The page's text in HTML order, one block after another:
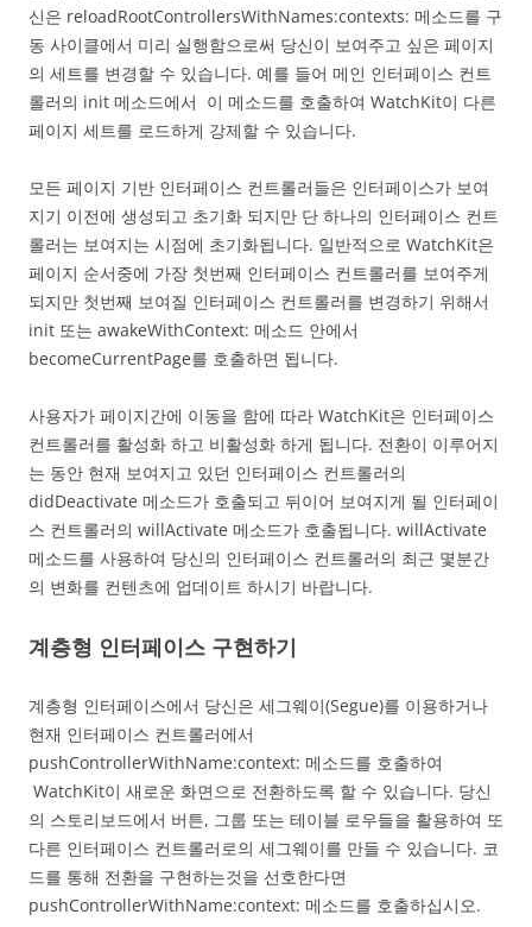
신은 reloadRootControllersWithNames:contexts: 메소드를 구
동 사이클에서 미리 실행함으로써 당신이 보여주고 싶은 페이지
의 세트를 변경할 수 있습니다. 예를 들어 메인 인터페이스 컨트
롤러의 init 메소드에서 이 메소드를 호출하여 WatchKit이 다른
페이지 세트를 로드하게 강제할 수 있습니다.
모든 페이지 기반 인터페이스 컨트롤러들은 인터페이스가 보여
지기 이전에 생성되고 초기화 되지만 단 하나의 인터페이스 컨트
롤러는 보여지는 시점에 초기화됩니다. 일반적으로 WatchKit은
페이지 순서중에 가장 첫번째 인터페이스 컨트롤러를 보여주게
되지만 첫번째 보여질 인터페이스 컨트롤러를 변경하기 위해서
init 또는 awakeWithContext: 메소드 안에서
becomeCurrentPage를 호출하면 됩니다.
사용자가 페이지간에 이동을 함에 따라 WatchKit은 인터페이스
컨트롤러를 활성화 하고 비활성화 하게 됩니다. 전환이 이루어지
는 동안 현재 보여지고 있던 인터페이스 컨트롤러의
didDeactivate 메소드가 호출되고 뒤이어 보여지게 될 인터페이
스 컨트롤러의 willActivate 메소드가 호출됩니다. willActivate
메소드를 사용하여 당신의 인터페이스 컨트롤러의 최근 몇분간
의 변화를 컨텐츠에 업데이트 하시기 바랍니다.
계층형 인터페이스 구현하기
계층형 인터페이스에서 당신은 세그웨이(Segue)를 이용하거나
현재 인터페이스 컨트롤러에서
pushControllerWithName:context: 메소드를 호출하여
WatchKit이 새로운 화면으로 전환하도록 할 수 있습니다. 당신
의 스토리보드에서 버튼, 그룹 또는 테이블 로우들을 활용하여 또
다른 인터페이스 컨트롤러로의 세그웨이를 만들 수 있습니다. 코
드를 통해 전환을 구현하는것을 선호한다면
pushControllerWithName:context: 메소드를 호출하십시오.